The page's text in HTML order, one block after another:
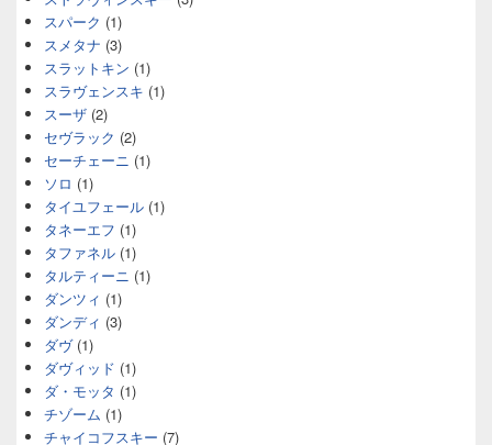
スパーク (1)
スメタナ (3)
スラットキン (1)
スラヴェンスキ (1)
スーザ (2)
セヴラック (2)
セーチェーニ (1)
ソロ (1)
タイユフェール (1)
タネーエフ (1)
タファネル (1)
タルティーニ (1)
ダンツィ (1)
ダンディ (3)
ダヴ(1)
ダヴィッド (1)
ダ・モッタ (1)
チゾーム (1)
チャイコフスキー (7)